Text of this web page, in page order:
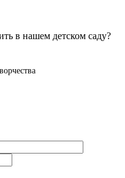
в нашем детском саду?